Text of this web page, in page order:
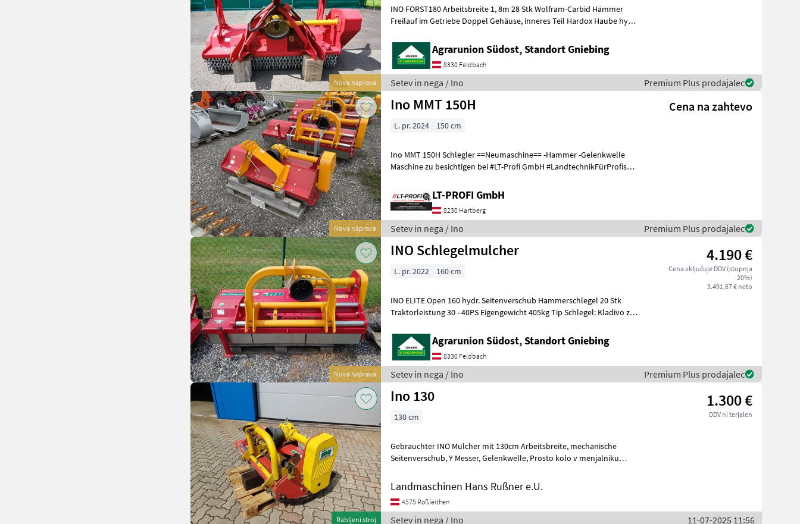
Nova naprava
INO FORST180 Arbeitsbreite 1, 8m 28 Stk Wolfram-Carbid Hämmer
Freilauf im Getriebe Doppel Gehäuse, inneres Teil Hardox Haube hydr.
Agrarunion Südost, Standort Gniebing
8330 Feldbach
Setev in nega / Ino Premium Plus prodajalec
Nova naprava
Ino MMT 150H Cena na zahtevo
L. pr. 2024 150 cm
Ino MMT 150H Schlegler ==Neumaschine== -Hammer -Gelenkwelle
Maschine zu besichtigen bei #LT-Profi GmbH #LandtechnikFürProfis
LT-PROFI GmbH
8230 Hartberg
Setev in nega / Ino Premium Plus prodajalec
Nova naprava
INO Schlegelmulcher 4.190 €
Cena vključuje DDV (stopnja
20%)
3.491,67 € neto
L. pr. 2022 160 cm
INO ELITE Open 160 hydr. Seitenverschub Hammerschlegel 20 Stk
Traktorleistung 30 - 40PS Eigengewicht 405kg Tip Schlegel: Kladivo za
Agrarunion Südost, Standort Gniebing
8330 Feldbach
Setev in nega / Ino Premium Plus prodajalec
Rabljeni stroj
Ino 130 1.300 €
DDV ni terjalen
130 cm
Gebrauchter INO Mulcher mit 130cm Arbeitsbreite, mechanische
Seitenverschub, Y Messer, Gelenkwelle, Prosto kolo v menjalniku
Landmaschinen Hans Rußner e.U.
4575 Roßleithen
Setev in nega / Ino 11-07-2025 11:56